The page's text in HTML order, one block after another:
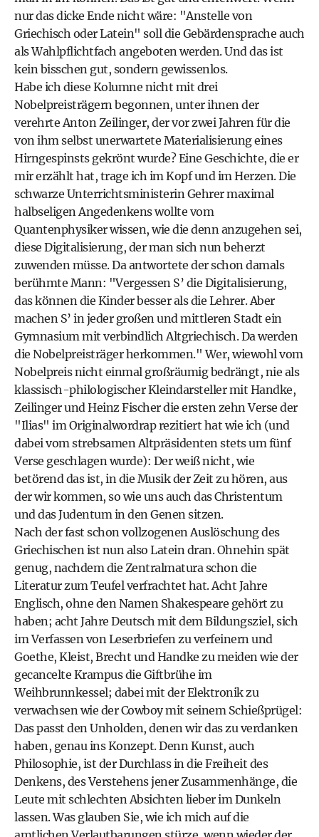
nur das dicke Ende nicht wäre: "Anstelle von
Griechisch oder Latein" soll die Gebärdensprache auch
als Wahlpflichtfach angeboten werden. Und das ist
kein bisschen gut, sondern gewissenlos.
Habe ich diese Kolumne nicht mit drei
Nobelpreisträgern begonnen, unter ihnen der
verehrte Anton Zeilinger, der vor zwei Jahren für die
von ihm selbst unerwartete Materialisierung eines
Hirngespinsts gekrönt wurde? Eine Geschichte, die er
mir erzählt hat, trage ich im Kopf und im Herzen. Die
schwarze Unterrichtsministerin Gehrer maximal
halbseligen Angedenkens wollte vom
Quantenphysiker wissen, wie die denn anzugehen sei,
diese Digitalisierung, der man sich nun beherzt
zuwenden müsse. Da antwortete der schon damals
berühmte Mann: "Vergessen S’ die Digitalisierung,
das können die Kinder besser als die Lehrer. Aber
machen S’ in jeder großen und mittleren Stadt ein
Gymnasium mit verbindlich Altgriechisch. Da werden
die Nobelpreisträger herkommen." Wer, wiewohl vom
Nobelpreis nicht einmal großräumig bedrängt, nie als
klassisch-philologischer Kleindarsteller mit Handke,
Zeilinger und Heinz Fischer die ersten zehn Verse der
"Ilias" im Originalwordrap rezitiert hat wie ich (und
dabei vom strebsamen Altpräsidenten stets um fünf
Verse geschlagen wurde): Der weiß nicht, wie
betörend das ist, in die Musik der Zeit zu hören, aus
der wir kommen, so wie uns auch das Christentum
und das Judentum in den Genen sitzen.
Nach der fast schon vollzogenen Auslöschung des
Griechischen ist nun also Latein dran. Ohnehin spät
genug, nachdem die Zentralmatura schon die
Literatur zum Teufel verfrachtet hat. Acht Jahre
Englisch, ohne den Namen Shakespeare gehört zu
haben; acht Jahre Deutsch mit dem Bildungsziel, sich
im Verfassen von Leserbriefen zu verfeinern und
Goethe, Kleist, Brecht und Handke zu meiden wie der
gecancelte Krampus die Giftbrühe im
Weihbrunnkessel; dabei mit der Elektronik zu
verwachsen wie der Cowboy mit seinem Schießprügel:
Das passt den Unholden, denen wir das zu verdanken
haben, genau ins Konzept. Denn Kunst, auch
Philosophie, ist der Durchlass in die Freiheit des
Denkens, des Verstehens jener Zusammenhänge, die
Leute mit schlechten Absichten lieber im Dunkeln
lassen. Was glauben Sie, wie ich mich auf die